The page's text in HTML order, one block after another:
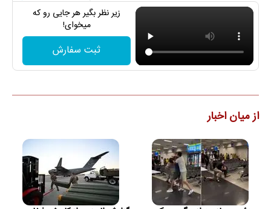
زیر نظر بگیر هر جایی رو که
میخوای!
ثبت سفارش
از میان اخبار